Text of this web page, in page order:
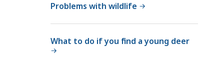
i
f
a
Problems with wildlife
What to do if you find a young deer